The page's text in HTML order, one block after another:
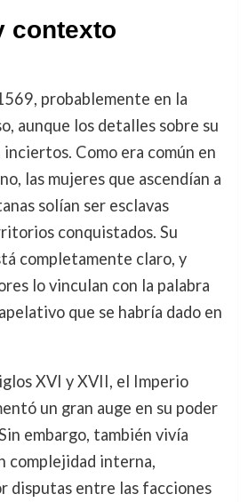
contexto
probablemente en la
aunque los detalles sobre su
Como era común en
las mujeres que ascendían a
solían ser esclavas
conquistados. Su
completamente claro, y
lo vinculan con la palabra
que se habría dado en
XVI y XVII, el Imperio
un gran auge en su poder
embargo, también vivía
complejidad interna,
disputas entre las facciones